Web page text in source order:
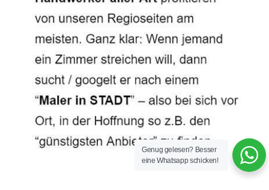
Genug gelesen? Besser
eine Whatsapp schicken!